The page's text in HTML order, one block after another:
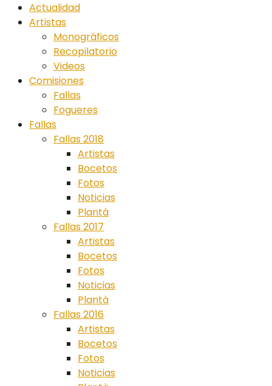
Actualidad
Artistas
Monográficos
Recopilatorio
Videos
Comisiones
Fallas
Fogueres
Fallas
Fallas 2018
Artistas
Bocetos
Fotos
Noticias
Plantá
Fallas 2017
Artistas
Bocetos
Fotos
Noticias
Plantà
Fallas 2016
Artistas
Bocetos
Fotos
Noticias